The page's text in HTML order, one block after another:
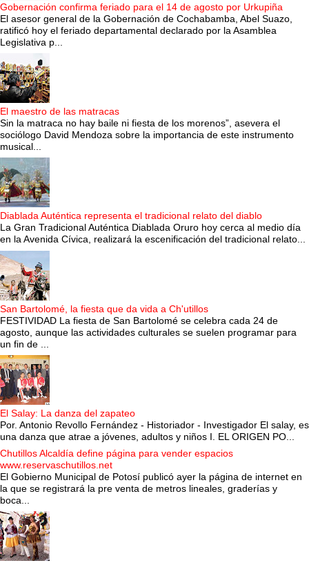
Gobernación confirma feriado para el 14 de agosto por Urkupiña
El asesor general de la Gobernación de Cochabamba, Abel Suazo,
ratificó hoy el feriado departamental declarado por la Asamblea
Legislativa p...
El maestro de las matracas
Sin la matraca no hay baile ni fiesta de los morenos”, asevera el
sociólogo David Mendoza sobre la importancia de este instrumento
musical...
Diablada Auténtica representa el tradicional relato del diablo
La Gran Tradicional Auténtica Diablada Oruro hoy cerca al medio día
en la Avenida Cívica, realizará la escenificación del tradicional relato...
San Bartolomé, la fiesta que da vida a Ch'utillos
FESTIVIDAD La fiesta de San Bartolomé se celebra cada 24 de
agosto, aunque las actividades culturales se suelen programar para
un fin de ...
El Salay: La danza del zapateo
Por. Antonio Revollo Fernández - Historiador - Investigador El salay, es
una danza que atrae a jóvenes, adultos y niños I. EL ORIGEN PO...
Chutillos Alcaldía define página para vender espacios
www.reservaschutillos.net
El Gobierno Municipal de Potosí publicó ayer la página de internet en
la que se registrará la pre venta de metros lineales, graderías y
boca...